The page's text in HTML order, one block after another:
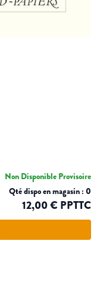
Non Disponible Provisoire
Qté dispo en magasin : 0
12,00 € PPTTC